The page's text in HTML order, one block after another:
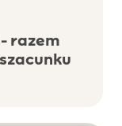
razem